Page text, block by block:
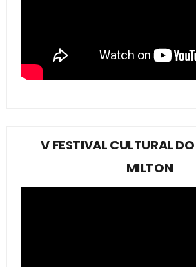
V FESTIVAL CULTURAL
MILTON